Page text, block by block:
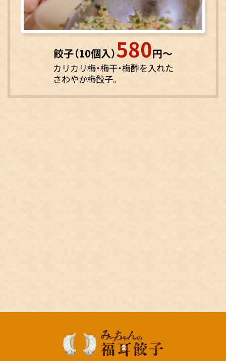
餃子（10個入）580円〜
カリカリ梅・梅干・梅酢を入れた
さわやか梅餃子。